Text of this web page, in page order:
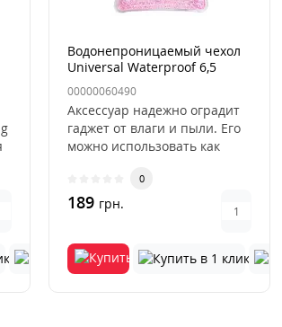
Водонепроницаемый чехол
Universal Waterproof 6,5
(Liquid Glitter) Розовый
00000060490
Аксессуар надежно оградит
гаджет от влаги и пыли. Его
можно использовать как
0
189 грн.